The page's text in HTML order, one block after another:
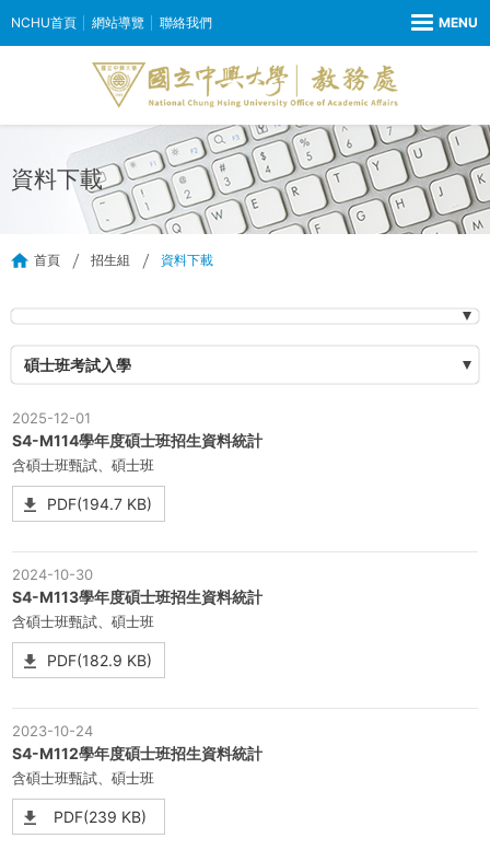
NCHU首頁 網站導覽 聯絡我們
資料下載
首頁 招生組 資料下載
碩士班考試入學
2025-12-01
S4-M114學年度碩士班招生資料統計
含碩士班甄試、碩士班
PDF(194.7 KB)
2024-10-30
S4-M113學年度碩士班招生資料統計
含碩士班甄試、碩士班
PDF(182.9 KB)
2023-10-24
S4-M112學年度碩士班招生資料統計
含碩士班甄試、碩士班
PDF(239 KB)